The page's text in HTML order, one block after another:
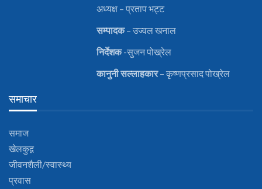
अध्यक्ष – प्रताप भट्ट
सम्पादक– उज्वल खनाल
निर्देशक-सुजन पोख्रेल
कानुनीसल्लाहकार– कृष्णप्रसाद पोख्रेल
समाचार
समाज
खेलकुद़़
जीवनशैली/स्वास्थ्य
प्रवास